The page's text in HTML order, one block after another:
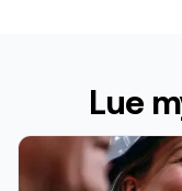
Lue